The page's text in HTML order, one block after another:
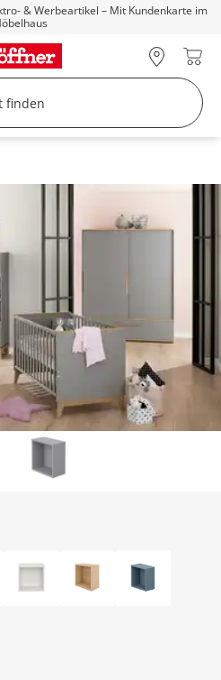
& Werbeartikel – Mit Kundenkarte im